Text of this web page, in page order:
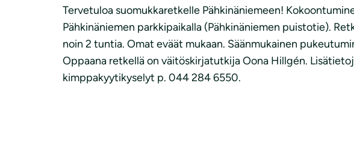
Tervetuloa suomukkaretkelle Pähkinäniemeen!
Pähkinäniemen parkkipaikalla (Pähkinäniemen puistotie).
noin 2 tuntia. Omat eväät mukaan. Säänmukainen
Oppaana retkellä on väitöskirjatutkija Oona Hillgén.
kimppakyytikyselyt p. 044 284 6550.